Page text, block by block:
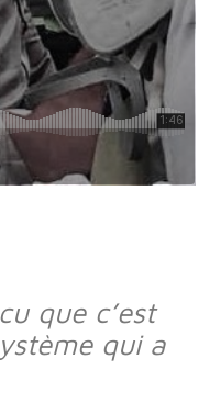
que c’est
qui a